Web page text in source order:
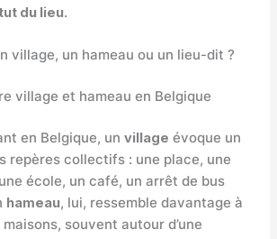
du lieu.
village, un hameau ou un lieu-dit ?
village et hameau en Belgique
en Belgique, un village évoque un
repères collectifs : une place, une
école, un café, un arrêt de bus
hameau, lui, ressemble davantage à
souvent autour d’une